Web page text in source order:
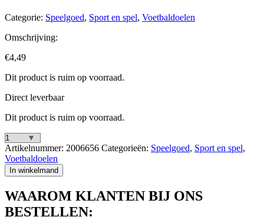
Categorie: Speelgoed, Sport en spel, Voetbaldoelen
Omschrijving:
€4,49
Dit product is ruim op voorraad.
Direct leverbaar
Dit product is ruim op voorraad.
SportX
Keeperhandschoenen
Maat
7
Artikelnummer: 2006656 Categorieën: Speelgoed, Sport en spel,
Voetbaldoelen
In winkelmand
WAAROM KLANTEN BIJ ONS
BESTELLEN: